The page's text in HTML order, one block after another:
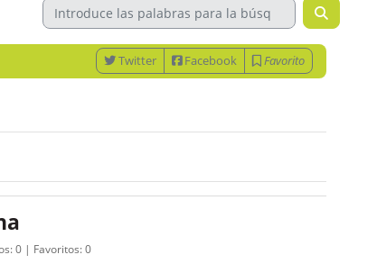
Twitter Facebook Favorito
0 Favoritos:0